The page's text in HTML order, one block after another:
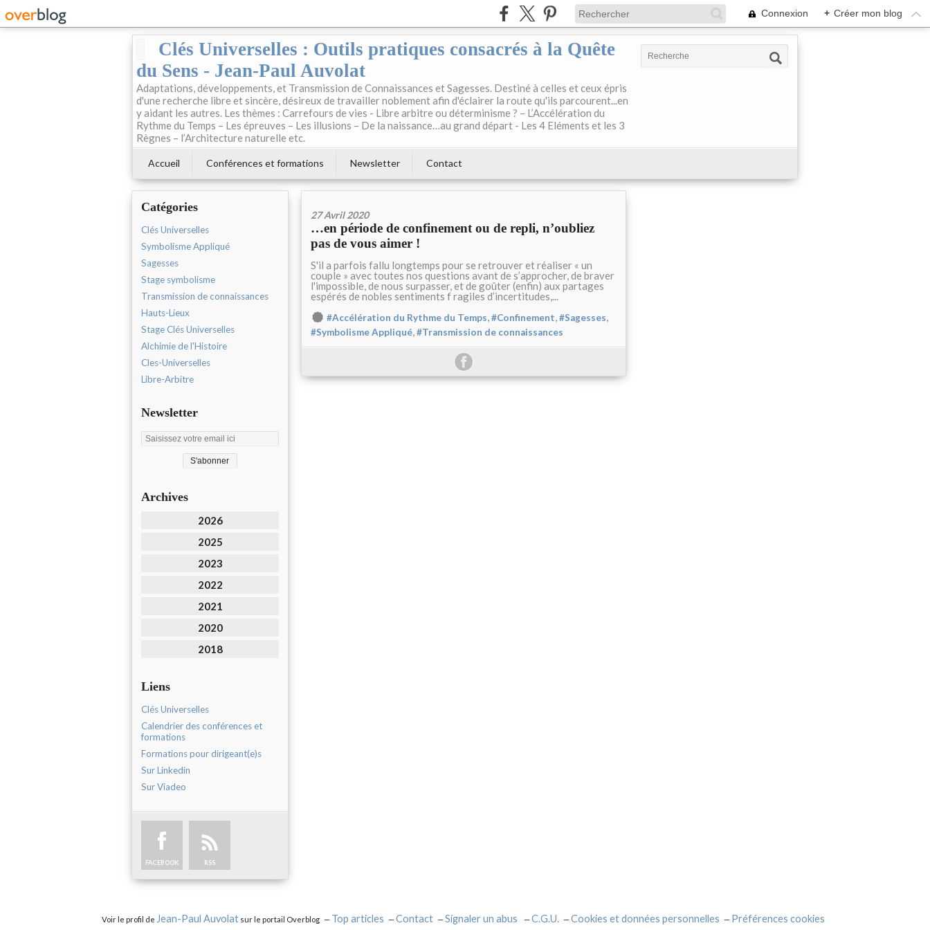
Connexion + Créer mon blog
Clés Universelles : Outils pratiques consacrés à la Quête
du Sens - Jean-Paul Auvolat
Adaptations, développements, et Transmission de Connaissances et Sagesses. Destiné à celles et ceux épris
d'une recherche libre et sincère, désireux de travailler noblement afin d'éclairer la route qu'ils parcourent...en
y aidant les autres. Les thèmes : Carrefours de vies - Libre arbitre ou déterminisme ? – L’Accélération du
Rythme du Temps – Les épreuves – Les illusions – De la naissance…au grand départ - Les 4 Eléments et les 3
Règnes – l’Architecture naturelle etc.
Accueil Conférences et formations Newsletter Contact
Catégories
Clés Universelles
Symbolisme Appliqué
Sagesses
Stage symbolisme
Transmission de connaissances
Hauts-Lieux
Stage Clés Universelles
Alchimie de l'Histoire
Cles-Universelles
Libre-Arbitre
Newsletter
Archives
2026
2025
2023
2022
2021
2020
2018
Liens
Clés Universelles
Calendrier des conférences et
formations
Formations pour dirigeant(e)s
Sur Linkedin
Sur Viadeo
FACEBOOK RSS
27 Avril 2020
…en période de confinement ou de repli, n’oubliez
pas de vous aimer !
S'il a parfois fallu longtemps pour se retrouver et réaliser « un
couple » avec toutes nos questions avant de s’approcher, de braver
l'impossible, de nous surpasser, et de goûter (enfin) aux partages
espérés de nobles sentiments f ragiles d’incertitudes,...
#Accélération du Rythme du Temps,#Confinement,#Sagesses,
#Symbolisme Appliqué,#Transmission de connaissances
Voir le profil de Jean-Paul Auvolatsur le portail Overblog Top articles Contact Signaler un abus C.G.U. Cookies et données personnelles Préférences cookies